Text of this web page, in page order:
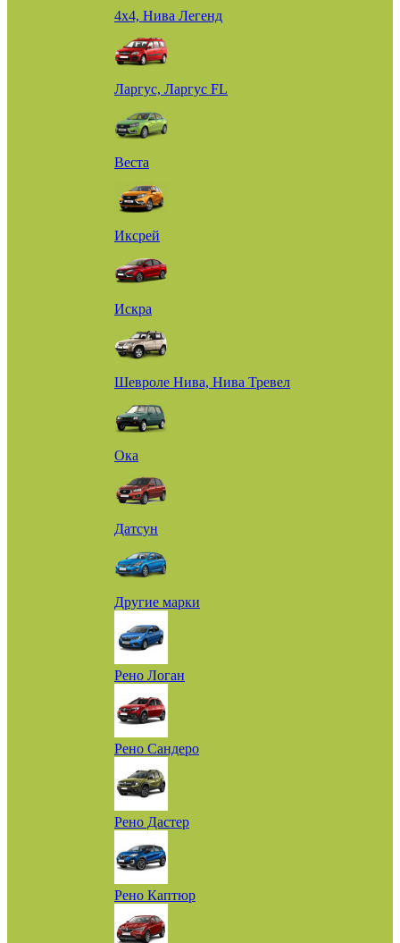
4х4, Нива Легенд
Ларгус, Ларгус FL
Веста
Иксрей
Искра
Шевроле Нива, Нива Тревел
Ока
Датсун
Другие марки
Рено Логан
Рено Сандеро
Рено Дастер
Рено Каптюр